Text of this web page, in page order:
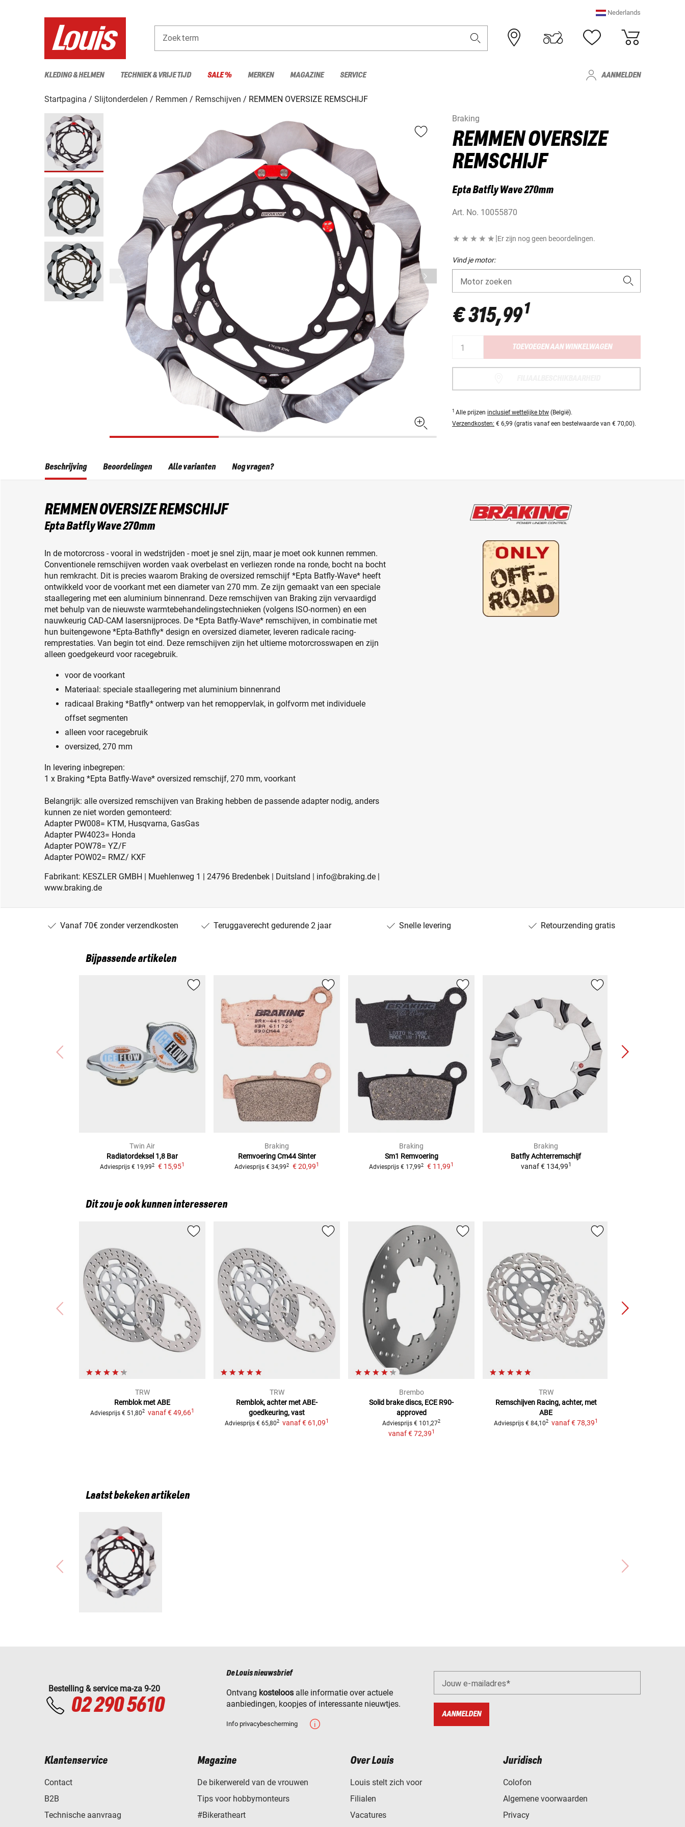
Nederlands
Zoekterm
KLEDING & HELMEN TECHNIEK & VRIJE TIJD SALE % MERKEN MAGAZINE SERVICE AANMELDEN
Startpagina Slijtonderdelen Remmen Remschijven
REMMEN OVERSIZE REMSCHIJF
Braking
REMMEN OVERSIZE
REMSCHIJF
Epta Batfly Wave 270mm
Art. No. 10055870
|Er zijn nog geen beoordelingen.
Vind je motor:
Motor zoeken
€ 315,991
TOEVOEGEN AAN WINKELWAGEN
1 Alle prijzen inclusief wettelijke btw (België).
Verzendkosten: € 6,99 (gratis vanaf een bestelwaarde van € 70,00).
Beschrijving
REMMEN OVERSIZE REMSCHIJF
Epta Batfly Wave 270mm
In de motorcross - vooral in wedstrijden - moet je snel zijn, maar je moet ook kunnen remmen.
Conventionele remschijven worden vaak overbelast en verliezen ronde na ronde, bocht na bocht
hun remkracht. Dit is precies waarom Braking de oversized remschijf *Epta Batfly-Wave* heeft
ontwikkeld voor de voorkant met een diameter van 270 mm. Ze zijn gemaakt van een speciale
staallegering met een aluminium binnenrand. Deze remschijven van Braking zijn vervaardigd
met behulp van de nieuwste warmtebehandelingstechnieken (volgens ISO-normen) en een
nauwkeurig CAD-CAM lasersnijproces. De *Epta Batfly-Wave* remschijven, in combinatie met
hun buitengewone *Epta-Bathfly* design en oversized diameter, leveren radicale racing-
remprestaties. Van begin tot eind. Deze remschijven zijn het ultieme motorcrosswapen en zijn
alleen goedgekeurd voor racegebruik.
voor de voorkant
Materiaal: speciale staallegering met aluminium binnenrand
radicaal Braking *Batfly* ontwerp van het remoppervlak, in golfvorm met individuele
offset segmenten
alleen voor racegebruik
oversized, 270 mm
In levering inbegrepen:
1 x Braking *Epta Batfly-Wave* oversized remschijf, 270 mm, voorkant
Belangrijk: alle oversized remschijven van Braking hebben de passende adapter nodig, anders
kunnen ze niet worden gemonteerd:
Adapter PW008= KTM, Husqvarna, GasGas
Adapter PW4023= Honda
Adapter POW78= YZ/F
Adapter POW02= RMZ/ KXF
Fabrikant: KESZLER GMBH | Muehlenweg 1 | 24796 Bredenbek | Duitsland | info@braking.de |
www.braking.de
Beoordelingen Alle varianten Nog vragen?
Vanaf 70€ zonder verzendkosten Teruggaverecht gedurende 2 jaar Snelle levering Retourzending gratis
Bijpassende artikelen
Twin Air
Radiatordeksel 1,8 Bar
Adviesprijs € 19,992 € 15,951
Braking
Remvoering Cm44 Sinter
Adviesprijs € 34,992 € 20,991
Braking
Sm1 Remvoering
Adviesprijs € 17,992 € 11,991
Braking
Batfly Achterremschijf
vanaf € 134,991
Dit zou je ook kunnen interesseren
TRW
Remblok met ABE
Adviesprijs € 51,802 vanaf€ 49,661
TRW
Remblok, achter met ABE-
goedkeuring, vast
Adviesprijs € 65,802 vanaf€ 61,091
Brembo
Solid brake discs, ECE R90-
approved
Adviesprijs € 101,272
vanaf € 72,391
TRW
Remschijven Racing, achter, met
ABE
Adviesprijs € 84,102 vanaf€ 78,391
Laatst bekeken artikelen
Bestelling & service ma-za 9-20
02 290 5610
De Louis nieuwsbrief
Ontvang kosteloos alle informatie over actuele
aanbiedingen, koopjes of interessante nieuwtjes.
Info privacybescherming
Jouw e-mailadres
AANMELDEN
Klantenservice
Contact
B2B
Technische aanvraag
Magazine
De bikerwereld van de vrouwen
Tips voor hobbymonteurs
#Bikeratheart
Over Louis
Louis stelt zich voor
Filialen
Vacatures
Juridisch
Colofon
Algemene voorwaarden
Privacy